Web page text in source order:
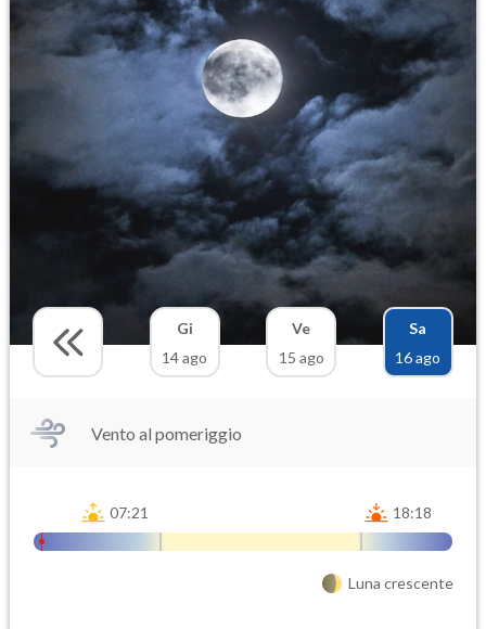
Gi
14 ago
Ve
15 ago
Sa
16 ago
Vento al pomeriggio
07:21 18:18
Luna crescente